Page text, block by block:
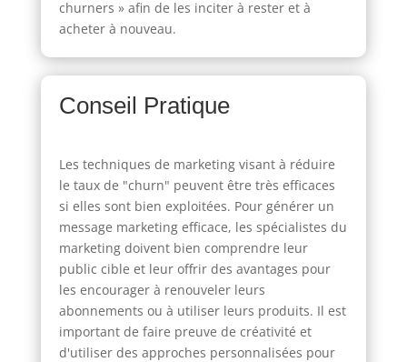
churners » afin de les inciter à rester et à
acheter à nouveau.
Conseil Pratique
Les techniques de marketing visant à réduire
le taux de "churn" peuvent être très efficaces
si elles sont bien exploitées. Pour générer un
message marketing efficace, les spécialistes du
marketing doivent bien comprendre leur
public cible et leur offrir des avantages pour
les encourager à renouveler leurs
abonnements ou à utiliser leurs produits. Il est
important de faire preuve de créativité et
d'utiliser des approches personnalisées pour